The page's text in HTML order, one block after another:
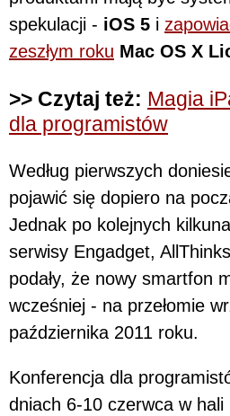
spekulacji - iOS 5 i
zeszłym roku Mac OS X
>> Czytaj też: Magia
dla programistów
Według pierwszych
pojawić się dopiero na
Jednak po kolejnych
serwisy Engadget,
podały, że nowy smartfon
wcześniej - na przełomie
października 2011 roku.
Konferencja dla
dniach 6-10 czerwca w